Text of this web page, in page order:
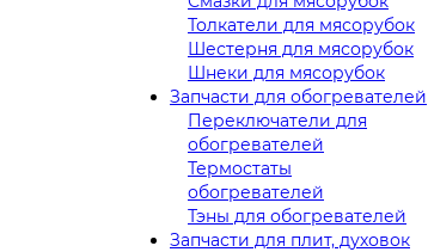
Толкатели для мясорубок
Шестерня для мясорубок
Шнеки для мясорубок
Запчасти для обогревателей
Переключатели для
обогревателей
Термостаты
обогревателей
Тэны для обогревателей
Запчасти для плит, духовок